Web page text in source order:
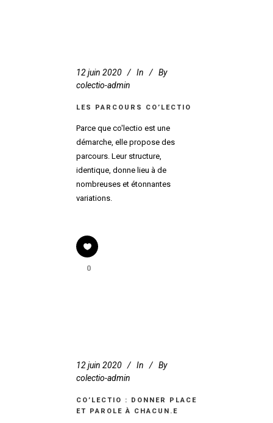
12 juin 2020 In
By
colectio-admin
LES PARCOURS CO’LECTIO
Parce que co'lectio est une
démarche, elle propose des
parcours. Leur structure,
identique, donne lieu à de
nombreuses et étonnantes
variations.
0
12 juin 2020 In
By
colectio-admin
CO’LECTIO : DONNER PLACE
ET PAROLE À CHACUN.E